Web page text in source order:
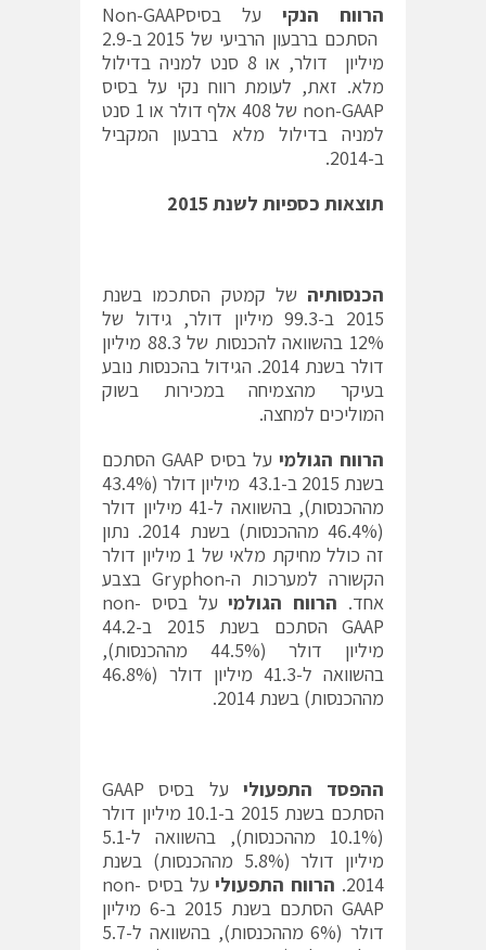
הרווח הנקי
על בסיסNon-GAAP
הסתכם ברבעון הרביעי של 2015 ב-2.9
מיליון דולר, או 8 סנט למניה בדילול
מלא. זאת, לעומת רווח נקי על בסיס
non-GAAP של 408 אלף דולר או 1 סנט
למניה בדילול מלא ברבעון המקביל
ב-2014.
תוצאות כספיות לשנת 2015
הכנסותיה של קמטק הסתכמו בשנת
2015 ב-99.3 מיליון דולר, גידול של
12% בהשוואה להכנסות של 88.3 מיליון
דולר בשנת 2014. הגידול בהכנסות נובע
בעיקר מהצמיחה במכירות בשוק
המוליכים למחצה.
הרווח הגולמי
על בסיס GAAP הסתכם
בשנת 2015 ב-43.1 מיליון דולר (43.4%
מההכנסות), בהשוואה ל-41 מיליון דולר
(46.4% מההכנסות) בשנת 2014. נתון
זה כולל מחיקת מלאי של 1 מיליון דולר
הקשורה למערכות ה-Gryphon בצבע
אחד. הרווח הגולמי
על בסיס non-
GAAP הסתכם בשנת 2015 ב-44.2
מיליון דולר (44.5% מההכנסות),
בהשוואה ל-41.3 מיליון דולר (46.8%
מההכנסות) בשנת 2014.
ההפסד התפעולי
על בסיס GAAP
הסתכם בשנת 2015 ב-10.1 מיליון דולר
(10.1% מההכנסות), בהשוואה ל-5.1
מיליון דולר (5.8% מההכנסות) בשנת
2014. הרווח התפעולי
על בסיס non-
GAAP הסתכם בשנת 2015 ב-6 מיליון
דולר (6% מההכנסות), בהשוואה ל-5.7